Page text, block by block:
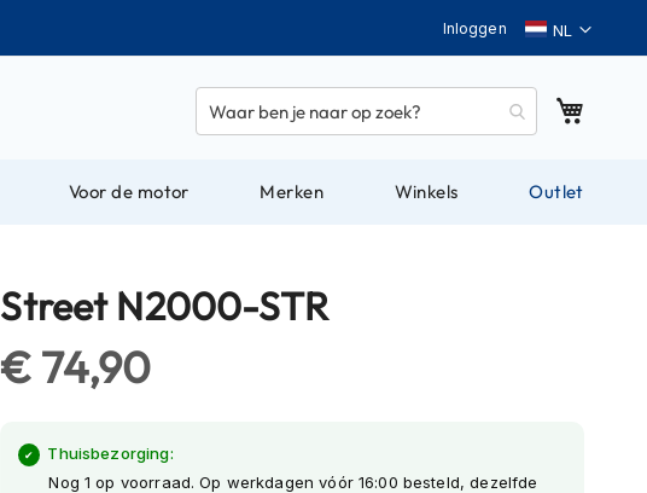
Taal
Inloggen
Voor de motor Merken Winkels Outlet
Street N2000-STR
€ 74,90
Thuisbezorging:
Nog 1 op voorraad. Op werkdagen vóór 16:00 besteld, dezelfde